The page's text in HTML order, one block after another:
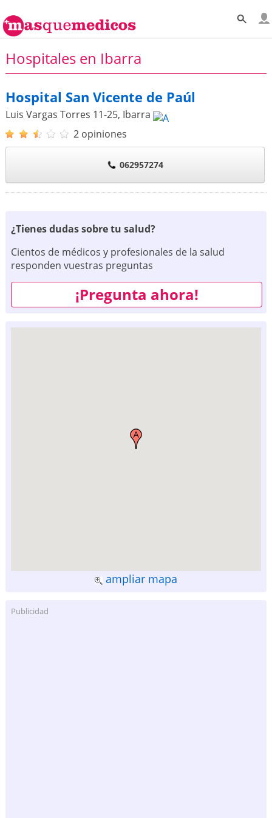
Hospitales en Ibarra
Hospital San Vicente de Paúl
Luis Vargas Torres 11-25, Ibarra
2 opiniones
062957274
¿Tienes dudas sobre tu salud?
Cientos de médicos y profesionales de la salud
responden vuestras preguntas
¡Pregunta ahora!
ampliar mapa
Publicidad